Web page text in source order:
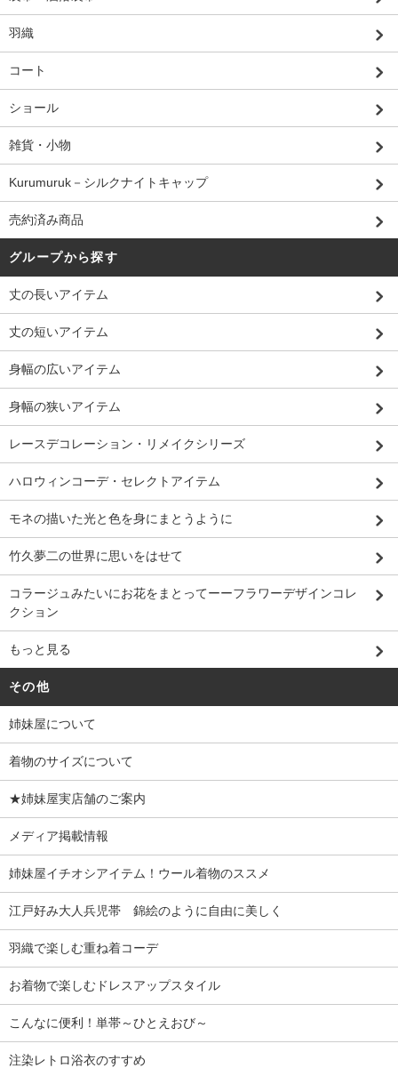
羽織
コート
ショール
雑貨・小物
Kurumuruk－シルクナイトキャップ
売約済み商品
グループから探す
丈の長いアイテム
丈の短いアイテム
身幅の広いアイテム
身幅の狭いアイテム
レースデコレーション・リメイクシリーズ
ハロウィンコーデ・セレクトアイテム
モネの描いた光と色を身にまとうように
竹久夢二の世界に思いをはせて
コラージュみたいにお花をまとってーーフラワーデザインコレ
クション
もっと見る
その他
姉妹屋について
着物のサイズについて
★姉妹屋実店舗のご案内
メディア掲載情報
姉妹屋イチオシアイテム！ウール着物のススメ
江戸好み大人兵児帯 錦絵のように自由に美しく
羽織で楽しむ重ね着コーデ
お着物で楽しむドレスアップスタイル
こんなに便利！単帯～ひとえおび～
注染レトロ浴衣のすすめ